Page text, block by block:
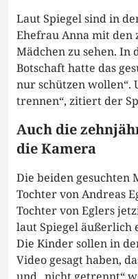
Laut Spiegel sind in
Ehefrau Anna mit den
Mädchen zu sehen. In
Botschaft hatte das
nur schützen wollen“.
trennen“, zitiert der
Auch die
die Kamera
Die beiden gesuchten
Tochter von Andreas
Tochter von Eglers
laut Spiegel äußerlich
Die Kinder sollen in
Video gesagt haben,